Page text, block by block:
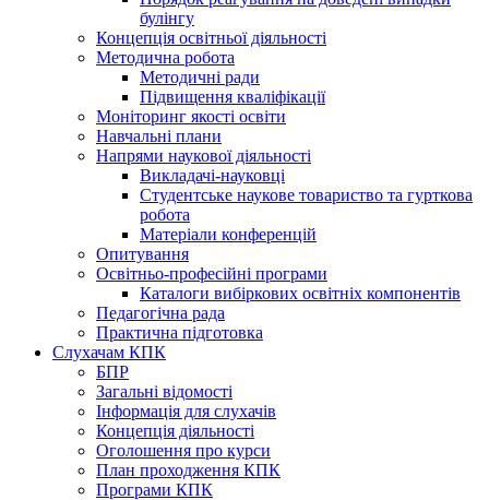
булінгу
Концепція освітньої діяльності
Методична робота
Методичні ради
Підвищення кваліфікації
Моніторинг якості освіти
Навчальні плани
Напрями наукової діяльності
Викладачі-науковці
Студентське наукове товариство та гурткова
робота
Матеріали конференцій
Опитування
Освітньо-професійні програми
Каталоги вибіркових освітніх компонентів
Педагогічна рада
Практична підготовка
Слухачам КПК
БПР
Загальні відомості
Інформація для слухачів
Концепція діяльності
Оголошення про курси
План проходження КПК
Програми КПК